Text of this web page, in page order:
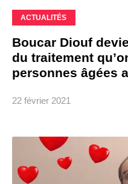
ACTUALITÉS
Boucar Diouf
du traitement
personnes âgées
22 février 2021